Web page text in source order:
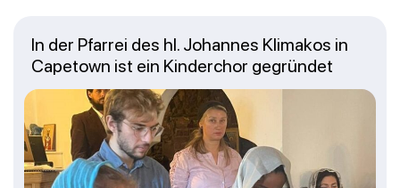
In der Pfarrei des hl. Johannes Klimakos in
Capetown ist ein Kinderchor gegründet